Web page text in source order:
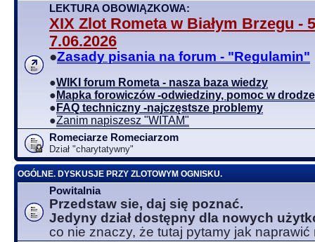
LEKTURA OBOWIĄZKOWA:
XIX Zlot Rometa w Białym Brzegu -
7.06.2026
●Zasady pisania na forum - "Regulamin"
●WIKI forum Rometa - nasza baza wiedzy
● Mapka forowiczów -odwiedziny, pomoc w drodze
● FAQ techniczny -najczęstsze problemy
●Zanim napiszesz "WITAM"
Romeciarze Romeciarzom
Dział "charytatywny"
OGÓLNE. DYSKUSJE PRZY ZLOTOWYM OGNISKU.
Powitalnia
Przedstaw sie, daj się poznać.
Jedyny dział dostępny dla nowych
co nie znaczy, że tutaj pytamy jak naprawić